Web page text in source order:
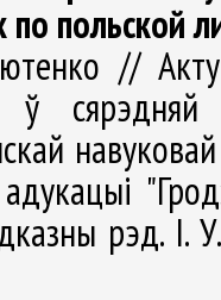
по польской
//
ў
рэд. І.